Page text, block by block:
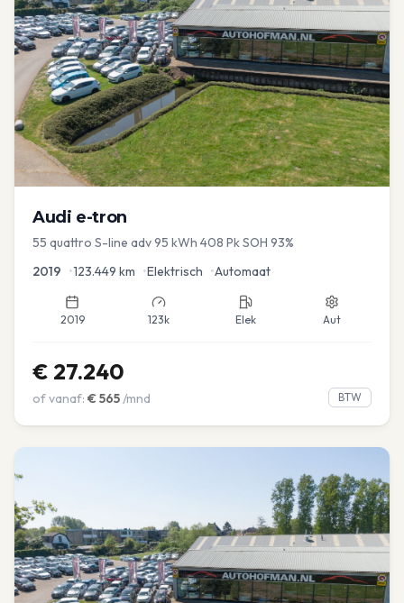
Audi e-tron
55 quattro S-line adv 95 kWh 408 Pk SOH 93%
2019 •123.449 km •Elektrisch •Automaat
2019 123k Elek Aut
€ 27.240
of vanaf: € 565/mnd BTW